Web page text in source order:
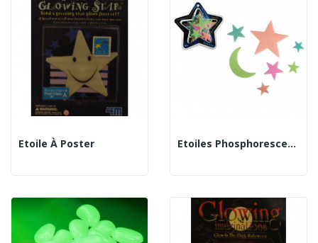
Etoile À Poster Etoiles Phosphorescentes Colorées